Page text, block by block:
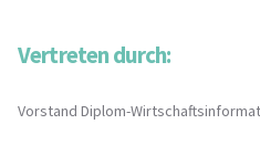
Vertreten durch:
Vorstand Diplom-